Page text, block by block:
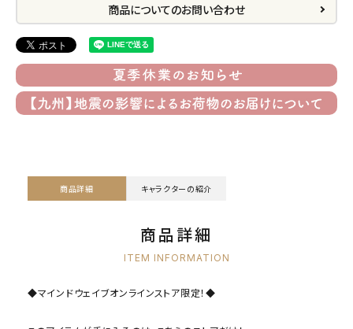
商品についてのお問い合わせ
商品詳細 キャラクターの紹介
商品詳細
ITEM INFORMATION
◆マインドウェイブオンラインストア限定！◆